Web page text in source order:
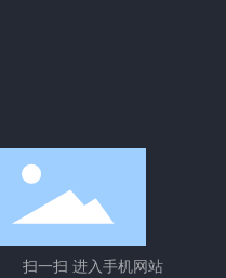
扫一扫 进入手机网站